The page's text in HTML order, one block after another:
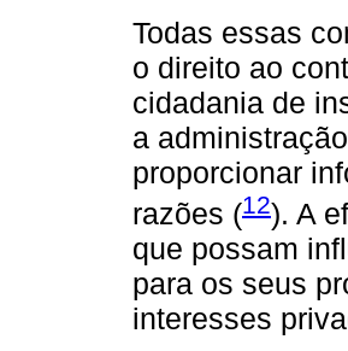
Todas essas
o direito ao
cidadania de
a
proporcionar
razões (12). A
que possam
para os seus
interesses